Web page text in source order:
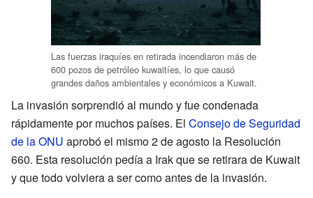
Las fuerzas iraquíes en retirada incendiaron más de
600 pozos de petróleo kuwaitíes, lo que causó
grandes daños ambientales y económicos a Kuwait.
La invasión sorprendió al mundo y fue condenada
rápidamente por muchos países. El Consejo de Seguridad
de la ONU aprobó el mismo 2 de agosto la Resolución
660. Esta resolución pedía a Irak que se retirara de Kuwait
y que todo volviera a ser como antes de la invasión.